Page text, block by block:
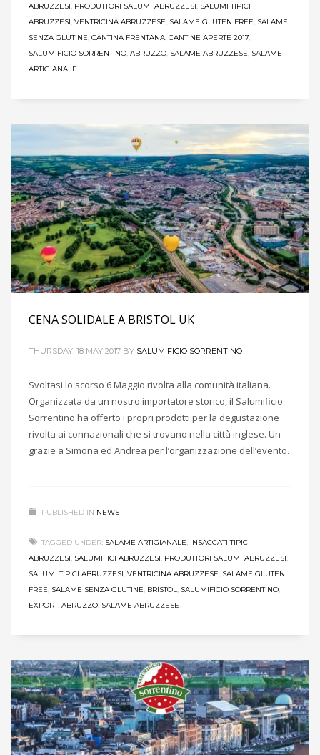
ABRUZZESI, PRODUTTORI SALUMI ABRUZZESI, SALUMI TIPICI
ABRUZZESI, VENTRICINA ABRUZZESE, SALAME GLUTEN FREE, SALAME
SENZA GLUTINE, CANTINA FRENTANA, CANTINE APERTE 2017,
SALUMIFICIO SORRENTINO, ABRUZZO, SALAME ABRUZZESE, SALAME
ARTIGIANALE
CENA SOLIDALE A BRISTOL UK
THURSDAY, 18 MAY 2017 BY SALUMIFICIO SORRENTINO
Svoltasi lo scorso 6 Maggio rivolta alla comunità italiana.
Organizzata da un nostro importatore storico, il Salumificio
Sorrentino ha offerto i propri prodotti per la degustazione
rivolta ai connazionali che si trovano nella città inglese. Un
grazie a Simona ed Andrea per l’organizzazione dell’evento.
PUBLISHED IN NEWS
TAGGED UNDER: SALAME ARTIGIANALE, INSACCATI TIPICI
ABRUZZESI, SALUMIFICI ABRUZZESI, PRODUTTORI SALUMI ABRUZZESI,
SALUMI TIPICI ABRUZZESI, VENTRICINA ABRUZZESE, SALAME GLUTEN
FREE, SALAME SENZA GLUTINE, BRISTOL, SALUMIFICIO SORRENTINO,
EXPORT, ABRUZZO, SALAME ABRUZZESE